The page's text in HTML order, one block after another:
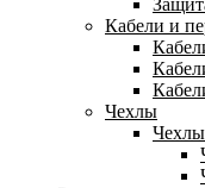
Кабели и
Чехлы